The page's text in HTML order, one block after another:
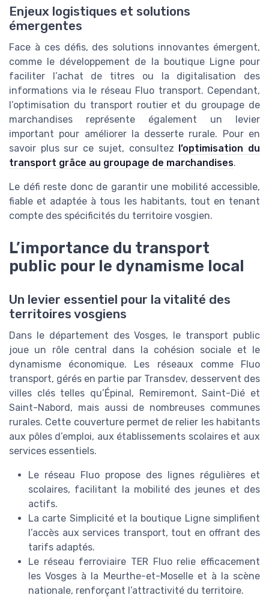
Enjeux logistiques et solutions
émergentes
Face à ces défis, des solutions innovantes émergent,
comme le développement de la boutique Ligne pour
faciliter l’achat de titres ou la digitalisation des
informations via le réseau Fluo transport. Cependant,
l’optimisation du transport routier et du groupage de
marchandises représente également un levier
important pour améliorer la desserte rurale. Pour en
savoir plus sur ce sujet, consultez l’optimisation du
transport grâce au groupage de marchandises.
Le défi reste donc de garantir une mobilité accessible,
fiable et adaptée à tous les habitants, tout en tenant
compte des spécificités du territoire vosgien.
L’importance du transport
public pour le dynamisme local
Un levier essentiel pour la vitalité des
territoires vosgiens
Dans le département des Vosges, le transport public
joue un rôle central dans la cohésion sociale et le
dynamisme économique. Les réseaux comme Fluo
transport, gérés en partie par Transdev, desservent des
villes clés telles qu’Épinal, Remiremont, Saint-Dié et
Saint-Nabord, mais aussi de nombreuses communes
rurales. Cette couverture permet de relier les habitants
aux pôles d’emploi, aux établissements scolaires et aux
services essentiels.
Le réseau Fluo propose des lignes régulières et
scolaires, facilitant la mobilité des jeunes et des
actifs.
La carte Simplicité et la boutique Ligne simplifient
l’accès aux services transport, tout en offrant des
tarifs adaptés.
Le réseau ferroviaire TER Fluo relie efficacement
les Vosges à la Meurthe-et-Moselle et à la scène
nationale, renforçant l’attractivité du territoire.